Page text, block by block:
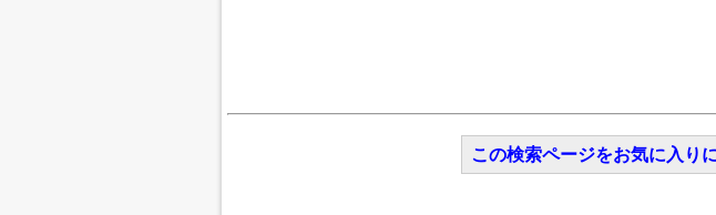
この検索ページをお気に入り